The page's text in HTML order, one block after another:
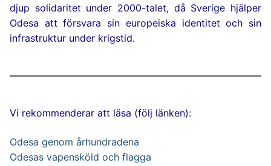
djup solidaritet under 2000-talet, då Sverige hjälper
Odesa att försvara sin europeiska identitet och sin
infrastruktur under krigstid.
Vi rekommenderar att läsa (följ länken):
Odesa genom århundradena
Odesas vapensköld och flagga